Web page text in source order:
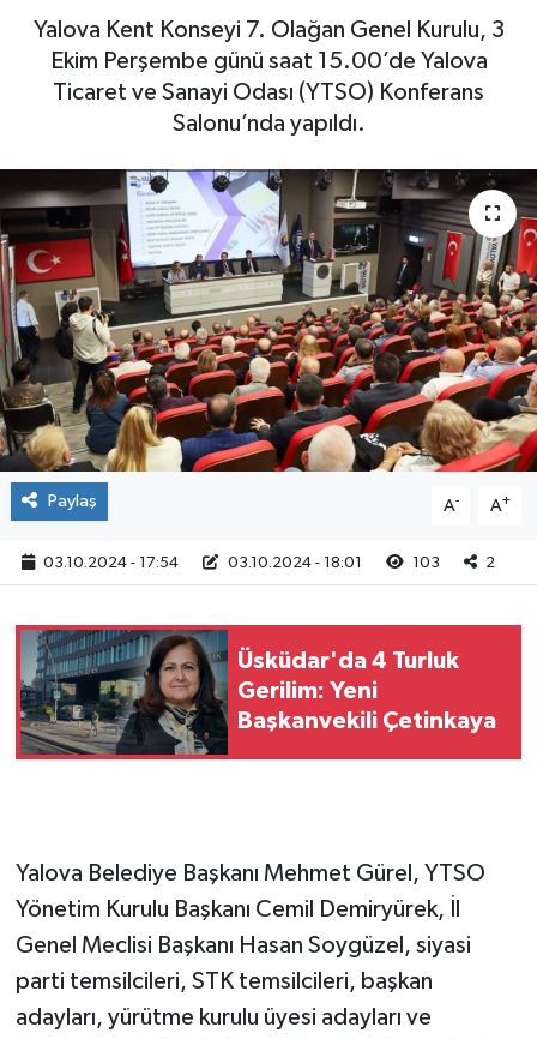
Yalova Kent Konseyi 7. Olağan Genel Kurulu, 3
Ekim Perşembe günü saat 15.00’de Yalova
Ticaret ve Sanayi Odası (YTSO) Konferans
Salonu’nda yapıldı.
Paylaş A- A+
03.10.2024 - 17:54 03.10.2024 - 18:01 103 2
Üsküdar'da 4 Turluk
Gerilim: Yeni
Başkanvekili Çetinkaya
Yalova Belediye Başkanı Mehmet Gürel, YTSO
Yönetim Kurulu Başkanı Cemil Demiryürek, İl
Genel Meclisi Başkanı Hasan Soygüzel, siyasi
parti temsilcileri, STK temsilcileri, başkan
adayları, yürütme kurulu üyesi adayları ve
Yaşam